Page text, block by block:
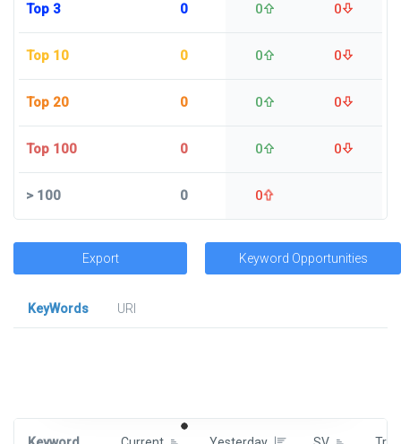
Top 3 0 0 0
Top 10 0 0 0
Top 20 0 0 0
Top 100 0 0 0
>100 0 0
Export Keyword Opportunities
KeyWords
URl